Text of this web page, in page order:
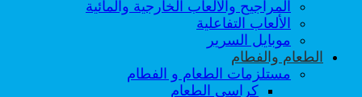
المراجيح والألعاب الخارجية والمائية
الألعاب التفاعلية
موبايل السرير
الطعام والفطام
مستلزمات الطعام و الفطام
كراسي الطعام